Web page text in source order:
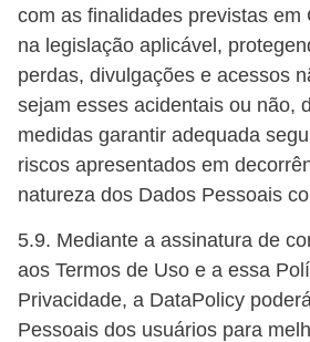
com as finalidades previstas em
na legislação aplicável,
perdas, divulgações e acessos
sejam esses acidentais ou não,
medidas garantir adequada
riscos apresentados em
natureza dos Dados Pessoais
5.9. Mediante a assinatura de
aos Termos de Uso e a essa
Privacidade, a DataPolicy
Pessoais dos usuários para